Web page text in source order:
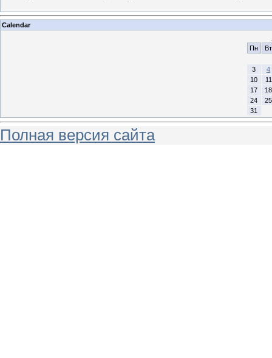
Calendar
Пн
Вт
3
4
10
11
17
18
24
25
31
Полная версия сайта